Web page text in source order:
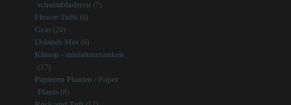
schuimbladeren (7)
Flower Tufts (6)
Gras (24)
IJslands Mos (6)
Klimop - miniatuurranken
(17)
Papieren Planten / Paper
Plants (8)